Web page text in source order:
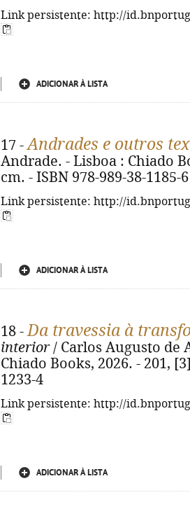
Link persistente: http://
ADICIONAR À LISTA
17 -Andrades e outros
Andrade. - Lisboa : Chiado
cm. - ISBN 978-989-38-1185-6
Link persistente: http://
ADICIONAR À LISTA
18 -Da travessia à
interior/ Carlos Augusto de
Chiado Books, 2026. - 201,
1233-4
Link persistente: http://
ADICIONAR À LISTA